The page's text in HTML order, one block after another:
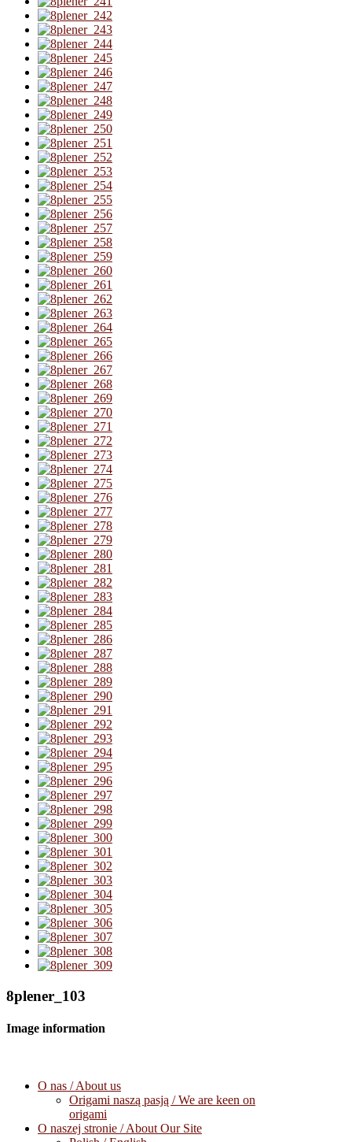
8plener_103
Image information
O nas / About us
Origami naszą pasją / We are keen on
origami
O naszej stronie / About Our Site